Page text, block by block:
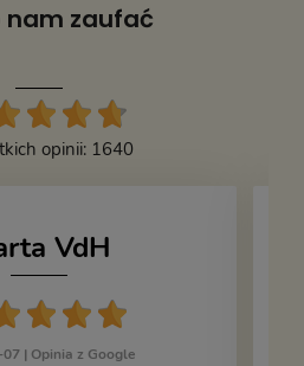
nam zaufać
opinii: 1640
VdH
| Opinia z Google